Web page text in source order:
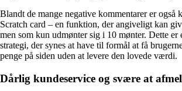
Blandt de mange negative kommentarer er også
Scratch card – en funktion, der angiveligt kan
men som kun udmønter sig i 10 mønter. Dette er
strategi, der synes at have til formål at få
penge på siden uden at levere den lovede værdi.
Dårlig kundeservice og svære at